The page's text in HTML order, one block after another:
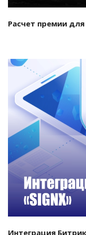
Расчет премии
Интеграция